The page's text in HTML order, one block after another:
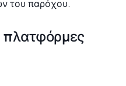
του παρόχου.
πλατφόρμες